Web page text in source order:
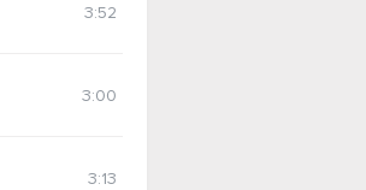
3:52
3:00
3:13